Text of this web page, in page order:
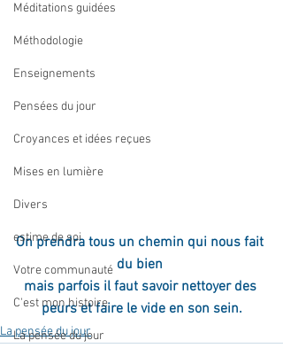
Méditations guidées
Méthodologie
Enseignements
Pensées du jour
Croyances et idées reçues
Mises en lumière
Divers
estime de soi
Votre communauté
C'est mon histoire
La pensée du jour
On prendra tous un chemin qui nous fait
du bien
mais parfois il faut savoir nettoyer des
peurs et faire le vide en son sein.
La pensée du jour